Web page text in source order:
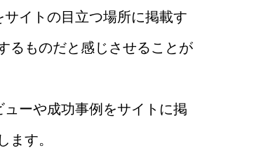
イトの目立つ場所に掲載す
るものだと感じさせることが
ーや成功事例をサイトに掲
ます。